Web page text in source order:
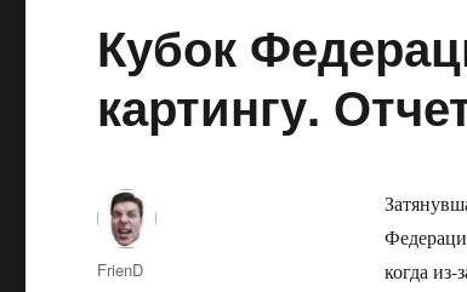
уже
в
субботу.
Кубок
картингу.
когда
Автор
FrienD